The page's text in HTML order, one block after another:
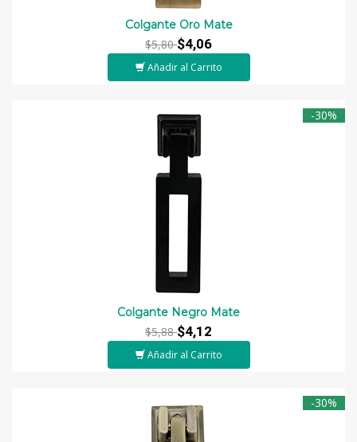
Colgante Oro Mate
$5,80$4,06
Añadir al Carrito
-30%
Colgante Negro Mate
$5,88$4,12
Añadir al Carrito
-30%